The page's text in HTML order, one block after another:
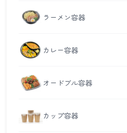
ラーメン容器
カレー容器
オードブル容器
カップ容器